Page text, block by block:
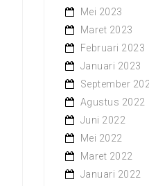
Mei 2023
Maret 2023
Februari 2023
Januari 2023
September
Agustus 2022
Juni 2022
Mei 2022
Maret 2022
Januari 2022